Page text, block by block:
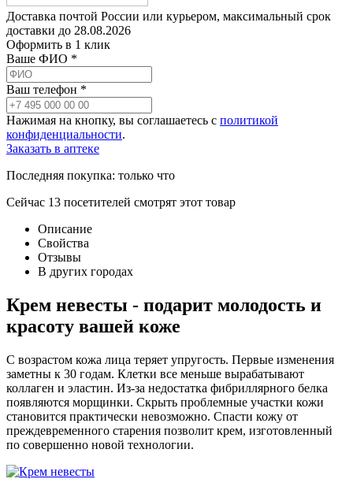
Доставка почтой России или курьером, максимальный срок
доставки до 28.08.2026
Оформить в 1 клик
Ваше ФИО *
Ваш телефон *
Нажимая на кнопку, вы соглашаетесь с политикой
конфиденциальности.
Заказать в аптеке
Последняя покупка: только что
Сейчас 13 посетителей смотрят этот товар
Описание
Свойства
Отзывы
В других городах
Крем невесты - подарит молодость и
красоту вашей коже
С возрастом кожа лица теряет упругость. Первые изменения
заметны к 30 годам. Клетки все меньше вырабатывают
коллаген и эластин. Из-за недостатка фибриллярного белка
появляются морщинки. Скрыть проблемные участки кожи
становится практически невозможно. Спасти кожу от
преждевременного старения позволит крем, изготовленный
по совершенно новой технологии.